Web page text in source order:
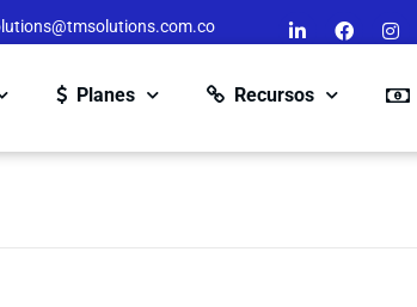
Planes Recursos